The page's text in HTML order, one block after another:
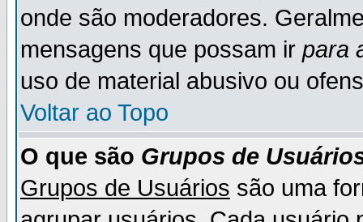
onde são moderadores.
mensagens que possam ir para
uso de material abusivo ou
Voltar ao Topo
O que são Grupos de
Grupos de Usuários são uma